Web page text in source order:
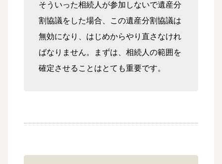
そういった相続人が参加しないで遺産分
割協議をした場合、この遺産分割協議は
無効になり、はじめからやり直さなけれ
ばなりません。まずは、相続人の範囲を
確定させることはとても重要です。